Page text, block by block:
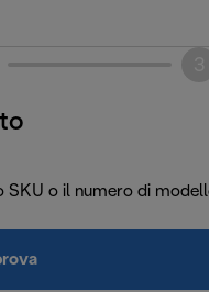
SKU o il numero di